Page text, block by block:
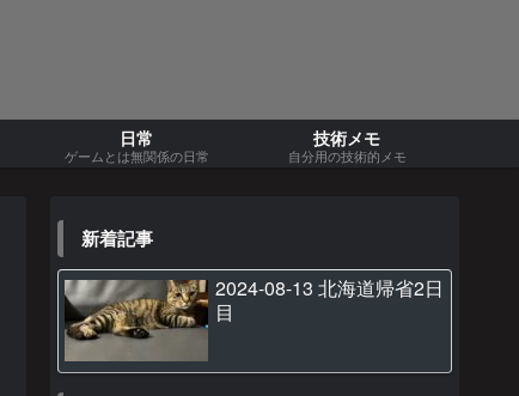
日常
ゲームとは無関係の日常
技術メモ
自分用の技術的メモ
新着記事
2024-08-13 北海道帰省2日
目